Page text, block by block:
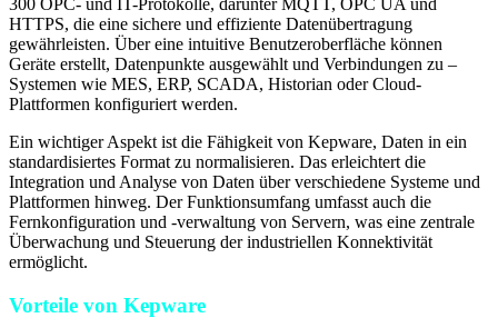
300 OPC- und IT-Protokolle, darunter MQTT, OPC UA und
HTTPS, die eine sichere und effiziente Datenübertragung
gewährleisten. Über eine intuitive Benutzeroberfläche können
Geräte erstellt, Datenpunkte ausgewählt und Verbindungen zu –
Systemen wie MES, ERP, SCADA, Historian oder Cloud-
Plattformen konfiguriert werden.
Ein wichtiger Aspekt ist die Fähigkeit von Kepware, Daten in ein
standardisiertes Format zu normalisieren. Das erleichtert die
Integration und Analyse von Daten über verschiedene Systeme und
Plattformen hinweg. Der Funktionsumfang umfasst auch die
Fernkonfiguration und -verwaltung von Servern, was eine zentrale
Überwachung und Steuerung der industriellen Konnektivität
ermöglicht.
Vorteile von Kepware